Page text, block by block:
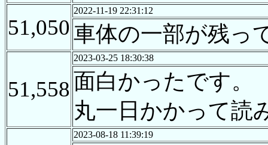
51,050
2022-11-19 22:31:12
車体の一部が残っ
51,558
2023-03-25 18:30:38
面白かったです。
丸一日かかって読
2023-08-18 11:39:19